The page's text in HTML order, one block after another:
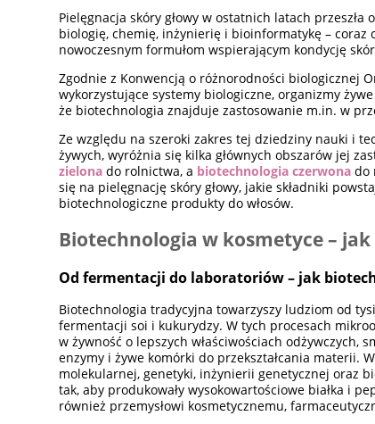
Pielęgnacja skóry głowy w ostatnich latach przeszła
biologię, chemię, inżynierię i bioinformatykę – coraz
nowoczesnym formułom wspierającym kondycję
Zgodnie z Konwencją o różnorodności biologicznej
wykorzystujące systemy biologiczne, organizmy
że biotechnologia znajduje zastosowanie m.in. w
Ze względu na szeroki zakres tej dziedziny nauki i
żywych, wyróżnia się kilka głównych obszarów jej
zielona do rolnictwa, a biotechnologia czerwona do
się na pielęgnację skóry głowy, jakie składniki
biotechnologiczne produkty do włosów.
Biotechnologia w kosmetyce –
Od fermentacji do laboratoriów – jak
Biotechnologia tradycyjna towarzyszy ludziom od
fermentacji soi i kukurydzy. W tych procesach
w żywność o lepszych właściwościach odżywczych,
enzymy i żywe komórki do przekształcania materii.
molekularnej, genetyki, inżynierii genetycznej oraz
tak, aby produkowały wysokowartościowe białka i
również przemysłowi kosmetycznemu,